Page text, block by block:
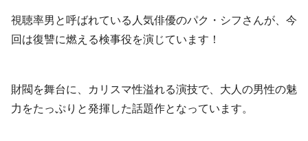
視聴率男と呼ばれている人気俳優のパク・シフさんが、今
回は復讐に燃える検事役を演じています！
財閥を舞台に、カリスマ性溢れる演技で、大人の男性の魅
力をたっぷりと発揮した話題作となっています。